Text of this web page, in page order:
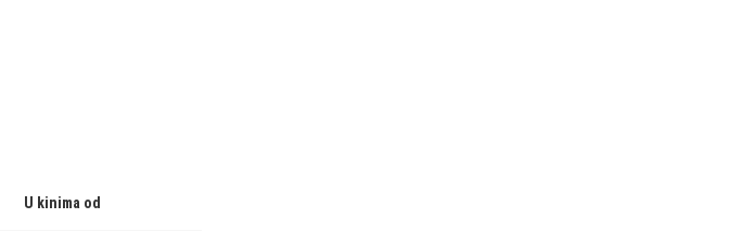
U kinima od